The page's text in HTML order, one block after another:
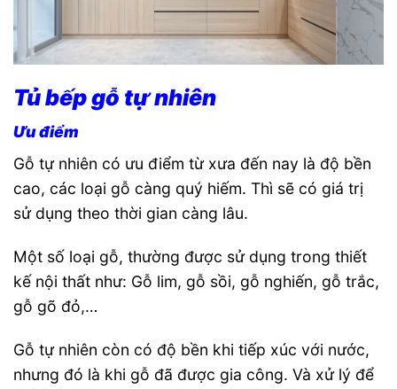
Tủ bếp gỗ tự nhiên
Ưu điểm
Gỗ tự nhiên có ưu điểm từ xưa đến nay là độ bền
cao, các loại gỗ càng quý hiếm. Thì sẽ có giá trị
sử dụng theo thời gian càng lâu.
Một số loại gỗ, thường được sử dụng trong thiết
kế nội thất như: Gỗ lim, gỗ sồi, gỗ nghiến, gỗ trắc,
gỗ gõ đỏ,…
Gỗ tự nhiên còn có độ bền khi tiếp xúc với nước,
nhưng đó là khi gỗ đã được gia công. Và xử lý để